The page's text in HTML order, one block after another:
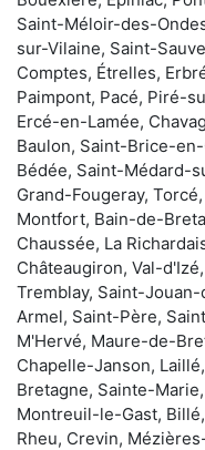
Saint-Méloir-des-
sur-Vilaine, Saint-
Comptes, Étrelles,
Paimpont, Pacé, Piré-
Ercé-en-Lamée,
Baulon, Saint-Brice-
Bédée, Saint-Médard-
Grand-Fougeray,
Montfort, Bain-de-
Chaussée, La
Châteaugiron, Val-
Tremblay, Saint-
Armel, Saint-Père,
M'Hervé, Maure-de-
Chapelle-Janson,
Bretagne, Sainte-
Montreuil-le-Gast,
Rheu, Crevin,